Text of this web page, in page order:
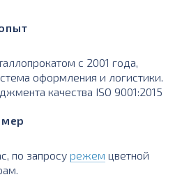
с 2001 года,
оформления и логистики.
качества ISO 9001:2015
по запросу режем цветной